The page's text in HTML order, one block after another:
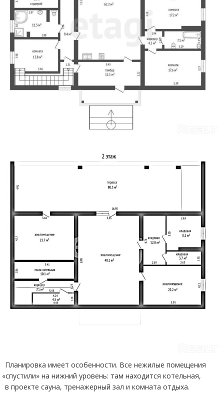
Планировка имеет особенности. Все нежилые помещения
«спустили» на нижний уровень: там находится котельная,
в проекте сауна, тренажерный зал и комната отдыха.